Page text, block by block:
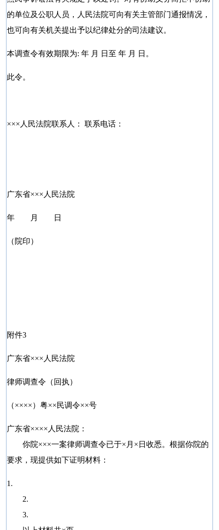
的单位及公职人员，人民法院可向有关主管部门通报情况，
也可向有关机关提出予以纪律处分的司法建议。
本调查令有效期限为: 年 月 日至 年 月 日。
此令。
×××人民法院联系人： 联系电话：
广东省×××人民法院
年 月 日
（院印）
附件3
广东省×××人民法院
律师调查令（回执）
（××××）粤××民调令××号
广东省××××人民法院：
你院×××一案律师调查令已于×月×日收悉。根据你院的
要求，现提供如下证明材料：
1.
2.
3.